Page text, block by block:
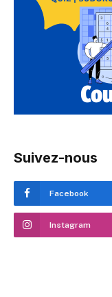
Suivez-nous
Facebook
Instagram